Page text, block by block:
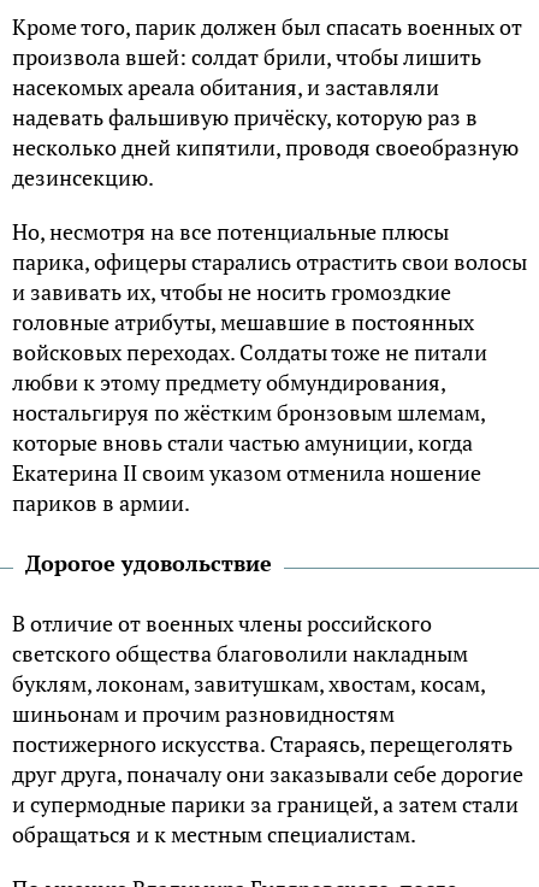
Кроме того, парик должен был спасать военных от
произвола вшей: солдат брили, чтобы лишить
насекомых ареала обитания, и заставляли
надевать фальшивую причёску, которую раз в
несколько дней кипятили, проводя своеобразную
дезинсекцию.
Но, несмотря на все потенциальные плюсы
парика, офицеры старались отрастить свои волосы
и завивать их, чтобы не носить громоздкие
головные атрибуты, мешавшие в постоянных
войсковых переходах. Солдаты тоже не питали
любви к этому предмету обмундирования,
ностальгируя по жёстким бронзовым шлемам,
которые вновь стали частью амуниции, когда
Екатерина II своим указом отменила ношение
париков в армии.
Дорогое удовольствие
В отличие от военных члены российского
светского общества благоволили накладным
буклям, локонам, завитушкам, хвостам, косам,
шиньонам и прочим разновидностям
постижерного искусства. Стараясь, перещеголять
друг друга, поначалу они заказывали себе дорогие
и супермодные парики за границей, а затем стали
обращаться и к местным специалистам.